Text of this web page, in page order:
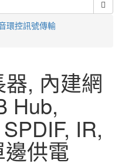
環控訊號傳輸
, 內建網
Hub,
IR,
供電